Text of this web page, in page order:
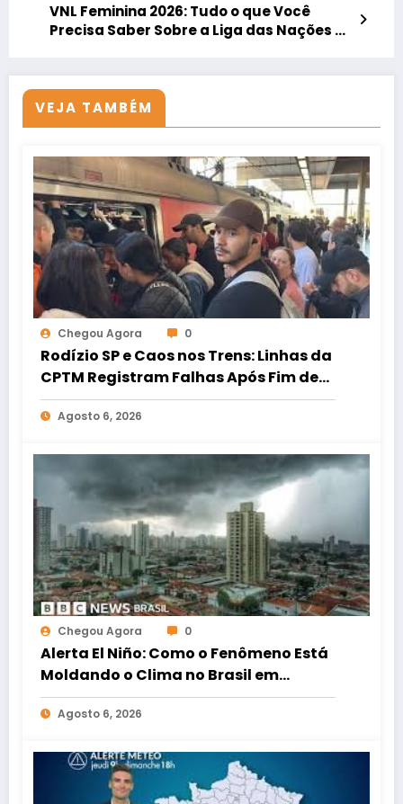
VNL Feminina 2026: Tudo o que Você
Precisa Saber Sobre a Liga das Nações de
VEJA TAMBÉM
Chegou Agora 0
Rodízio SP e Caos nos Trens: Linhas da
CPTM Registram Falhas Após Fim de
Greve
Agosto 6, 2026
Chegou Agora 0
Alerta El Niño: Como o Fenômeno Está
Moldando o Clima no Brasil em
Agosto
Agosto 6, 2026